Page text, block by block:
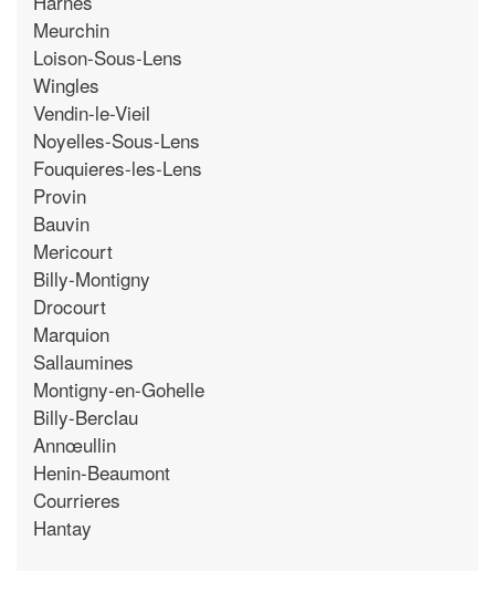
Meurchin
Loison-Sous-Lens
Wingles
Vendin-le-Vieil
Noyelles-Sous-Lens
Fouquieres-les-Lens
Provin
Bauvin
Mericourt
Billy-Montigny
Drocourt
Marquion
Sallaumines
Montigny-en-Gohelle
Billy-Berclau
Annœullin
Henin-Beaumont
Courrieres
Hantay